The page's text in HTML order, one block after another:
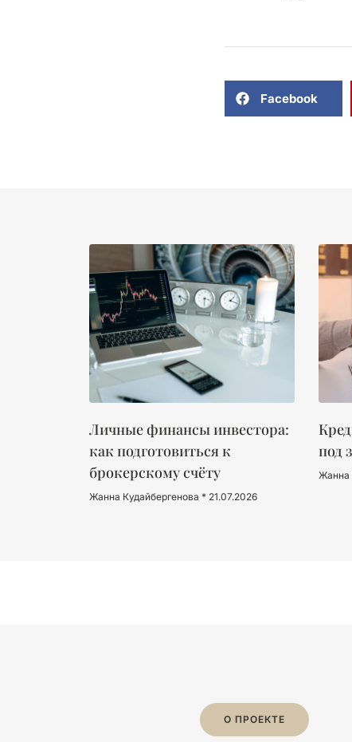
Facebook
Личные финансы инвестора:
как подготовиться к
брокерскому счёту
Жанна Кудайбергенова 21.07.2026
под
Жанна
О ПРОЕКТЕ